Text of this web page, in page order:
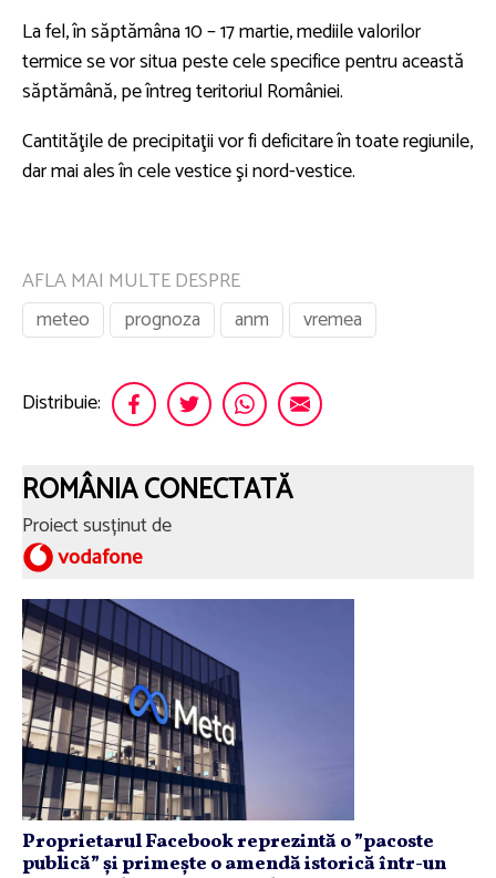
La fel, în săptămâna 10 – 17 martie, mediile valorilor
termice se vor situa peste cele specifice pentru această
săptămână, pe întreg teritoriul României.
Cantităţile de precipitaţii vor fi deficitare în toate regiunile,
dar mai ales în cele vestice şi nord-vestice.
AFLA MAI MULTE DESPRE
meteo
prognoza anm vremea
Distribuie:
ROMÂNIA CONECTATĂ
Proiect susținut de
Proprietarul Facebook reprezintă o ”pacoste
publică” și primește o amendă istorică într-un